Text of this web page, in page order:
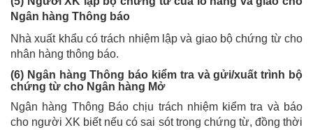
Ngân hàng Thông báo
Nhà xuất khẩu có trách nhiệm lập và giao bộ chứng từ cho
nhân hàng thông báo.
(6) Ngân hàng Thông báo kiểm tra và gửi/xuất trình bộ
chứng từ cho Ngân hàng Mở
Ngân hàng Thông Báo chịu trách nhiệm kiểm tra và báo
cho người XK biết nếu có sai sót trong chứng từ, đồng thời